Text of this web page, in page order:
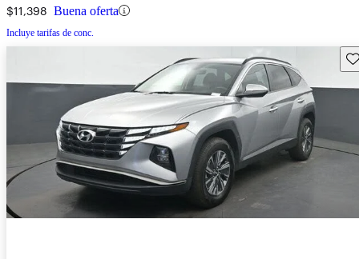
$11,398 Buena oferta
Incluye tarifas de conc.